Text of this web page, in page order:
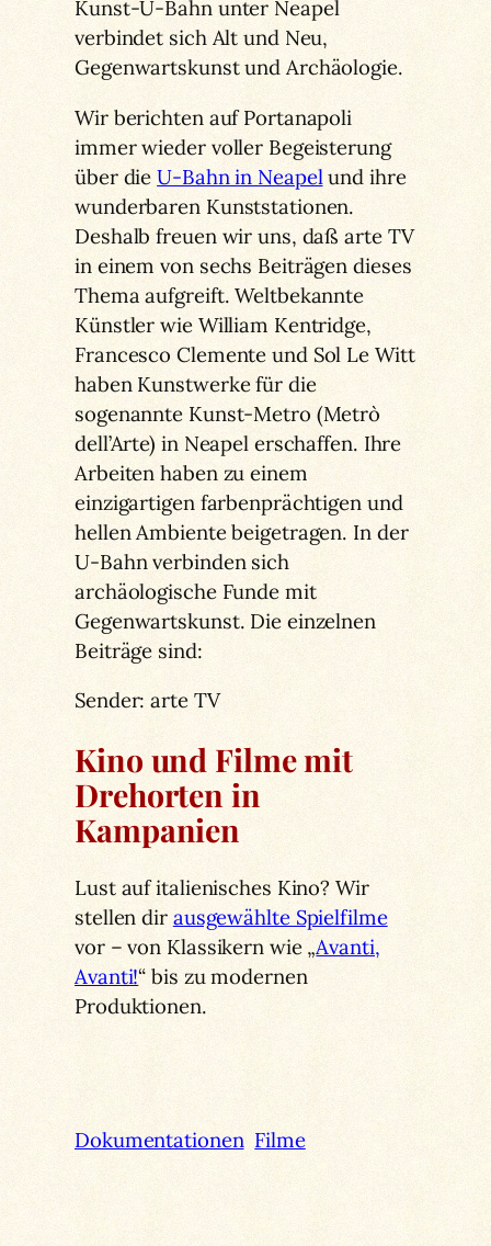
Kunst-U-Bahn unter Neapel
verbindet sich Alt und Neu,
Gegenwartskunst und Archäologie.
Wir berichten auf Portanapoli
immer wieder voller Begeisterung
über dieU-Bahn in Neapel und ihre
wunderbaren Kunststationen.
Deshalb freuen wir uns, daß arte TV
in einem von sechs Beiträgen dieses
Thema aufgreift. Weltbekannte
Künstler wie William Kentridge,
Francesco Clemente und Sol Le Witt
haben Kunstwerke für die
sogenannte Kunst-Metro (Metrò
dell’Arte) in Neapel erschaffen. Ihre
Arbeiten haben zu einem
einzigartigen farbenprächtigen und
hellen Ambiente beigetragen. In der
U-Bahn verbinden sich
archäologische Funde mit
Gegenwartskunst. Die einzelnen
Beiträge sind:
Sender: arte TV
Kino und Filme mit
Drehorten in
Kampanien
Lust auf italienisches Kino? Wir
stellen dir ausgewählte Spielfilme
vor – von Klassikern wie „Avanti,
Avanti!“ bis zu modernen
Produktionen.
Dokumentationen Filme